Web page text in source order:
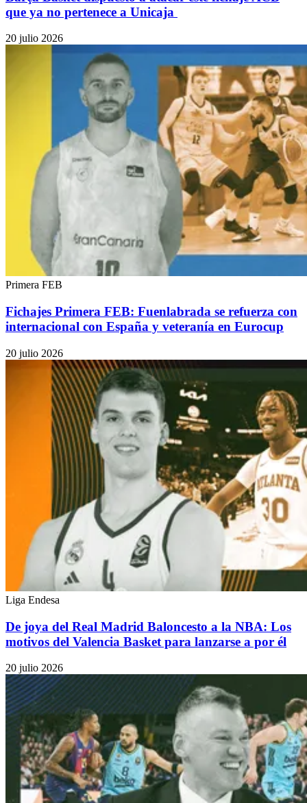
que ya no pertenece a Unicaja
20 julio 2026
Primera FEB
Fichajes Primera FEB: Fuenlabrada se refuerza con
internacional con España y veteranía en Eurocup
20 julio 2026
Liga Endesa
De joya del Real Madrid Baloncesto a la NBA: Los
motivos del Valencia Basket para lanzarse a por él
20 julio 2026